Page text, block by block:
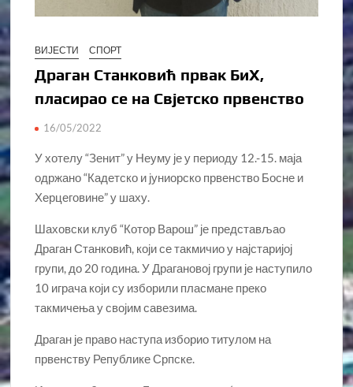
ВИЈЕСТИ СПОРТ
Драган Станковић првак БиХ,
пласирао се на Свјетско првенство
16/05/2022
У хотелу “Зенит” у Неуму је у периоду 12.-15. маја
одржано “Кадетско и јуниорско првенство Босне и
Херцеговине” у шаху.
Шаховски клуб “Котор Варош” је представљао
Драган Станковић, који се такмичио у најстаријој
групи, до 20 година. У Драгановој групи је наступило
10 играча који су изборили пласмане преко
такмичења у својим савезима.
Драган је право наступа изборио титулом на
првенству Републике Српске.